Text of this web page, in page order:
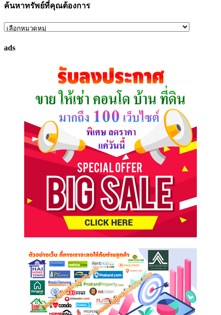
ค้นหาทรัพย์ที่คุณต้องการ
ค้นหา
ที่
ads